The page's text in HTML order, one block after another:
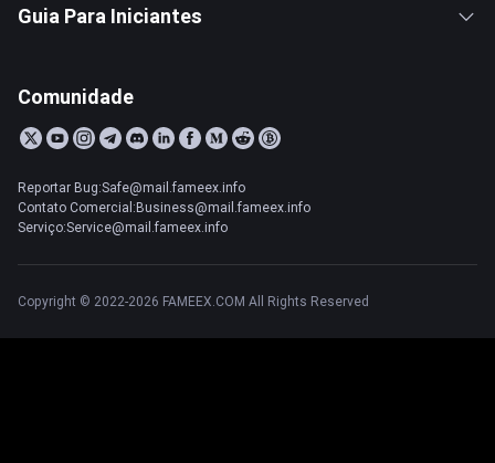
Guia Para Iniciantes
Comunidade
Reportar Bug:Safe@mail.fameex.info
Contato Comercial:Business@mail.fameex.info
Serviço:Service@mail.fameex.info
Copyright © 2022-2026 FAMEEX.COM All Rights Reserved